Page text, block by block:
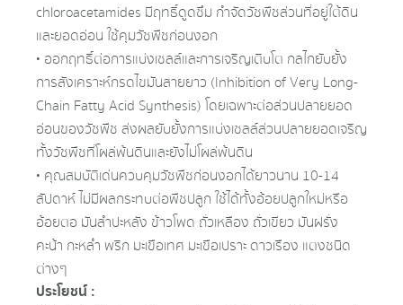
chloroacetamides มีฤทธิ์ดูดซึม กำจัดวัชพืชส่วนที่อยู่ใต้ดิน
และยอดอ่อน ใช้คุมวัชพืชก่อนงอก
• ออกฤทธิ์ต่อการแบ่งเซลล์และการเจริญเติบโต กลไกยับยั้ง
การสังเคราะห์กรดไขมันสายยาว (Inhibition of Very Long-
Chain Fatty Acid Synthesis) โดยเฉพาะต่อส่วนปลายยอด
อ่อนของวัชพืช ส่งผลยับยั้งการแบ่งเซลล์ส่วนปลายยอดเจริญ
ทั้งวัชพืชที่โผล่พ้นดินและยังไม่โผล่พ้นดิน
• คุณสมบัติเด่นควบคุมวัชพืชก่อนงอกได้ยาวนาน 10-14
สัปดาห์ ไม่มีผลกระทบต่อพืชปลูก ใช้ได้ทั้งอ้อยปลูกใหม่หรือ
อ้อยตอ มันสำปะหลัง ข้าวโพด ถั่วเหลือง ถั่วเขียว มันฝรั่ง
คะน้า กะหล่ำ พริก มะเขือเทศ มะเขือเปราะ ดาวเรือง แตงชนิด
ต่างๆ
ประโยชน์ :